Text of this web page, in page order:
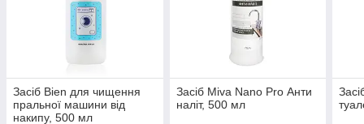
Засіб Bien для чищення
пральної машини від
накипу, 500 мл
Засіб Miva Nano Pro Анти
наліт, 500 мл